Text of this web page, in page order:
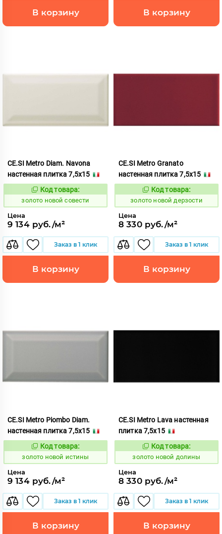
В корзину В корзину
CE.SI Metro Diam. Navona
настенная плитка 7,5x15
523773
Код товара:
золото новой совести
Цена
9 134 руб./м²
Заказ в 1 клик
В корзину
CE.SI Metro Granato
настенная плитка 7,5x15
523770
Код товара:
золото новой дерзости
Цена
8 330 руб./м²
Заказ в 1 клик
В корзину
CE.SI Metro Piombo Diam.
настенная плитка 7,5x15
523786
Код товара:
золото новой истины
Цена
9 134 руб./м²
Заказ в 1 клик
В корзину
CE.SI Metro Lava настенная
плитка 7,5x15
523771
Код товара:
золото новой долины
Цена
8 330 руб./м²
Заказ в 1 клик
В корзину